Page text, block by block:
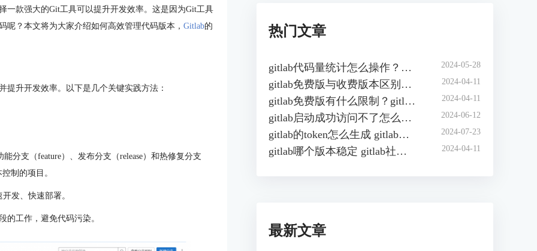
一款强大的Git工具可以提升开发效率。这是因为Git工具
？本文将为大家介绍如何高效管理代码版本， Gitlab的
提升开发效率。以下是几个关键实践方法：
分支（feature）、发布分支（release）和热修复分支
制的项目。
发、快速部署。
的工作，避免代码污染。
热门文章
gitlab代码量统计怎么操作？如何在gitlab中自动统计代码行数？ 2024-05-28
gitlab免费版与收费版本区别？gitlab企业版怎样收费？ 2024-04-11
gitlab免费版有什么限制？gitlab免费版可以几人用？ 2024-04-11
gitlab启动成功访问不了怎么办？gitlab无法访问页面有哪些原因？ 2024-06-12
gitlab的token怎么生成 gitlab的access token怎么查询 2024-07-23
gitlab哪个版本稳定 gitlab社区版和企业版的区别 2024-04-11
最新文章